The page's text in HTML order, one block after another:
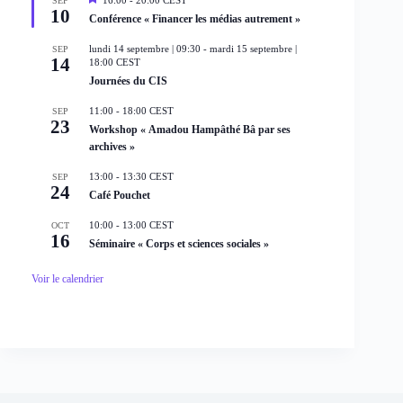
10
s
n
a
v
n
Conférence « Financer les médias autrement »
SEP
14
lundi 14 septembre | 09:30 - mardi 15 septembre |
18:00 CEST
Journées du CIS
SEP
23
11:00 - 18:00 CEST
Workshop « Amadou Hampâthé Bâ par ses
archives »
SEP
24
13:00 - 13:30 CEST
Café Pouchet
OCT
16
10:00 - 13:00 CEST
Séminaire « Corps et sciences sociales »
Voir le calendrier